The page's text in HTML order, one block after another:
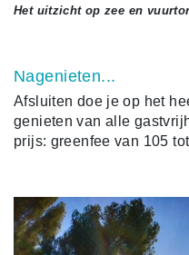
Het uitzicht op zee en
Nagenieten...
Afsluiten doe je op het
genieten van alle
prijs: greenfee van 105